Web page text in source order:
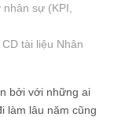
sự (KPI,
tài liệu Nhân
bởi với những ai
làm lâu năm cũng